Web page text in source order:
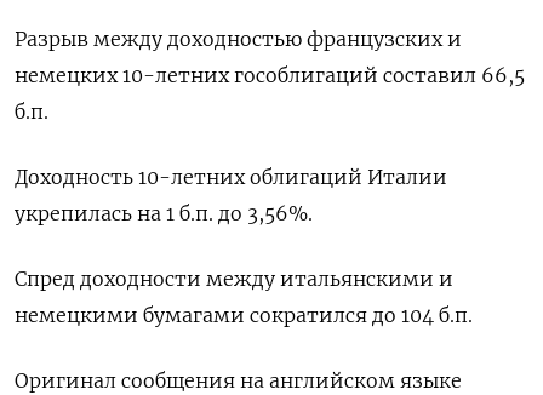
Разрыв между доходностью французских и
немецких 10-летних гособлигаций составил 66,5
б.п.
Доходность 10-летних облигаций Италии
укрепилась на 1 б.п. до 3,56%.
Спред доходности между итальянскими и
немецкими бумагами сократился до 104 б.п.
Оригинал сообщения на английском языке